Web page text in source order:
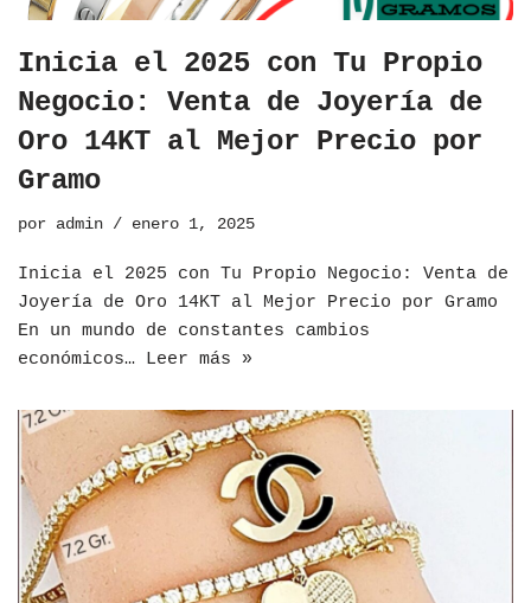
Inicia el 2025 con Tu Propio
Negocio: Venta de Joyería de
Oro 14KT al Mejor Precio por
Gramo
por admin enero 1, 2025
Inicia el 2025 con Tu Propio Negocio: Venta de
Joyería de Oro 14KT al Mejor Precio por Gramo
En un mundo de constantes cambios
económicos… Leer más »